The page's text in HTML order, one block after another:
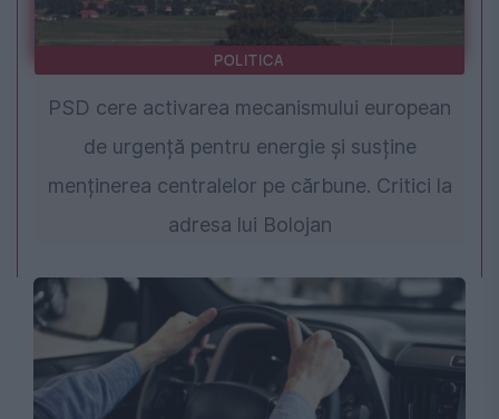
POLITICA
PSD cere activarea mecanismului european
de urgență pentru energie și susține
menținerea centralelor pe cărbune. Critici la
adresa lui Bolojan